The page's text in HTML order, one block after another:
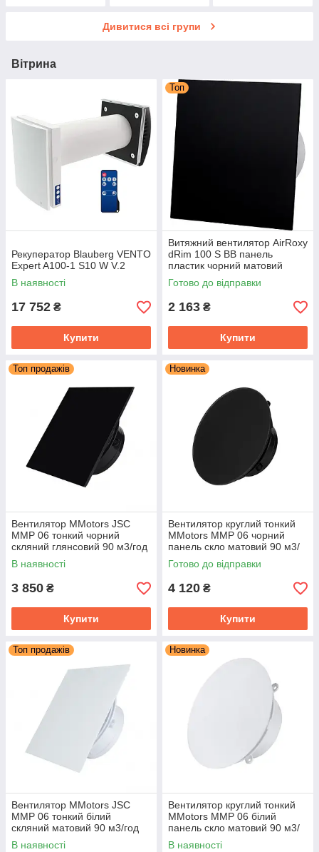
Дивитися всі групи
Вітрина
Рекуператор Blauberg VENTO
Expert A100-1 S10 W V.2
В наявності
17 752 ₴
Купити
Топ
Витяжний вентилятор AirRoxy
dRim 100 S BB панель
пластик чорний матовий
93м³/год 11Вт
Готово до відправки
2 163 ₴
Купити
Топ продажів
Вентилятор MMotors JSC
MMP 06 тонкий чорний
скляний глянсовий 90 м3/год
В наявності
3 850 ₴
Купити
Новинка
Вентилятор круглий тонкий
MMotors MMP 06 чорний
панель скло матовий 90 м3/
год
Готово до відправки
4 120 ₴
Купити
Топ продажів
Вентилятор MMotors JSC
MMP 06 тонкий білий
скляний матовий 90 м3/год
В наявності
Новинка
Вентилятор круглий тонкий
MMotors MMP 06 білий
панель скло матовий 90 м3/
год
В наявності